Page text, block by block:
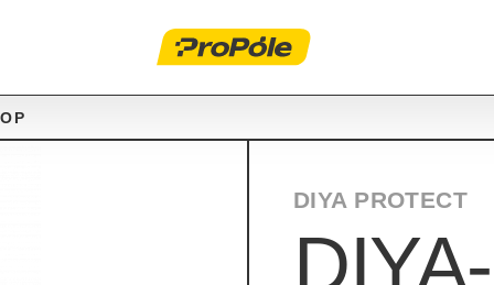
ПРЕЗЕНТАЦІЯ І ПОГОДЖЕННЯ РОЗРОБЛЕНОЇ ТЕХНОЛОГІЇ
ЗАБЕЗПЕЧЕННЯ ТЕХНОЛОГІЇ НЕОБХІДНОЮ ПРОДУКЦІЄЮ
СЕРВІС «РОЗУМНЕ ЗЕМЛЕРОБСТВО»
І РОЗРОБКА ТЕХНОЛОГІЇ ВИРОЩУВАННЯ
DIYA PROTECT